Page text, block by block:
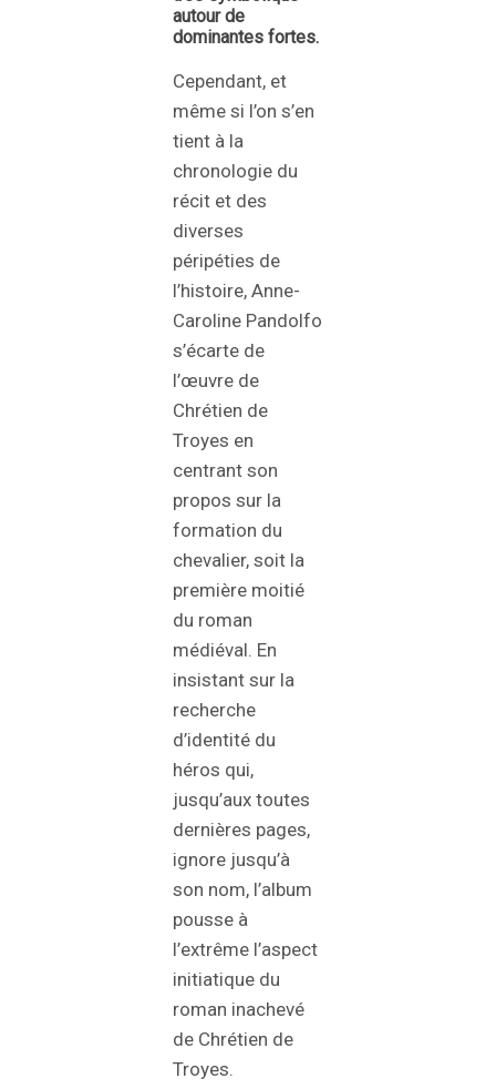
autour de
dominantes fortes.
Cependant, et
même si l’on s’en
tient à la
chronologie du
récit et des
diverses
péripéties de
l’histoire, Anne-
Caroline Pandolfo
s’écarte de
l’œuvre de
Chrétien de
Troyes en
centrant son
propos sur la
formation du
chevalier, soit la
première moitié
du roman
médiéval. En
insistant sur la
recherche
d’identité du
héros qui,
jusqu’aux toutes
dernières pages,
ignore jusqu’à
son nom, l’album
pousse à
l’extrême l’aspect
initiatique du
roman inachevé
de Chrétien de
Troyes.